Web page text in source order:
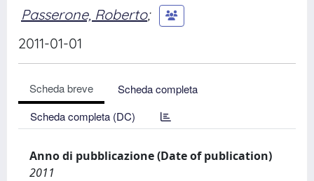
Passerone, Roberto;
2011-01-01
Scheda breve
Scheda completa
Scheda completa (DC)
Anno di pubblicazione (Date of publication)
2011